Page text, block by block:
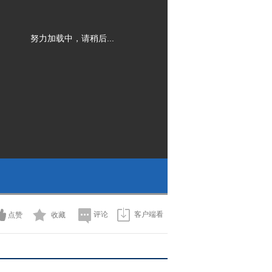
努力加载中，请稍后...
点赞 收藏 评论 客户端看